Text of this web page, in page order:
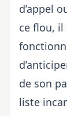
d’appel
ce flou, il
de son
liste